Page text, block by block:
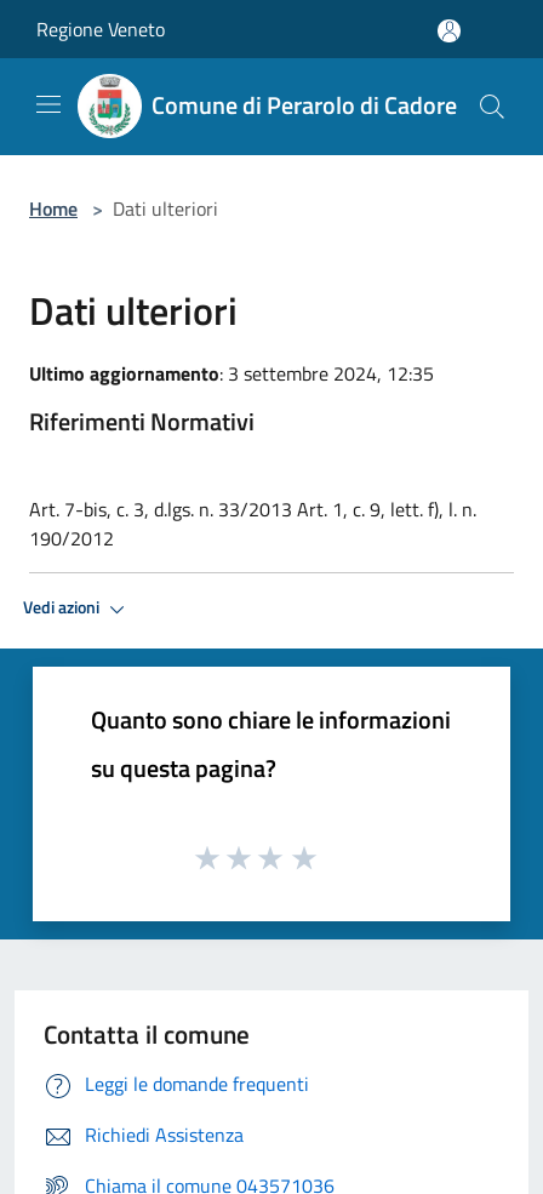
Regione Veneto
Comune di Perarolo di Cadore
Home > Dati ulteriori
Dati ulteriori
Ultimo aggiornamento: 3 settembre 2024, 12:35
Riferimenti Normativi
Art. 7-bis, c. 3, d.lgs. n. 33/2013 Art. 1, c. 9, lett. f), l. n.
190/2012
Vedi azioni
Quanto sono chiare le informazioni
su questa pagina?
Contatta il comune
Leggi le domande frequenti
Richiedi Assistenza
Chiama il comune 043571036